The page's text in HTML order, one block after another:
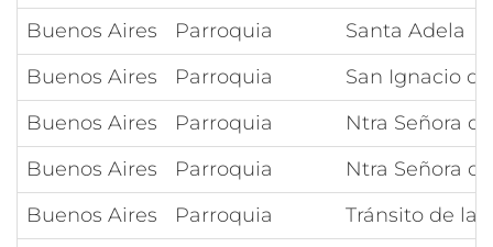
Buenos Aires
Parroquia
Santa Adela
Buenos Aires
Parroquia
San Ignacio
Buenos Aires
Parroquia
Ntra Señora
Buenos Aires
Parroquia
Ntra Señora
Buenos Aires
Parroquia
Tránsito de la